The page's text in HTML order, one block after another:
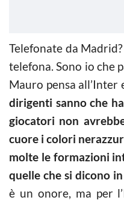
Telefonate da
telefona. Sono io che
Mauro pensa
dirigenti sanno che
giocatori non
cuore i colori
molte le formazioni
quelle che si dicono
è un onore, ma per